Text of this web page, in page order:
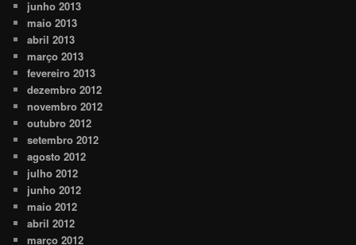
junho 2013
maio 2013
abril 2013
março 2013
fevereiro 2013
dezembro 2012
novembro 2012
outubro 2012
setembro 2012
agosto 2012
julho 2012
junho 2012
maio 2012
abril 2012
março 2012